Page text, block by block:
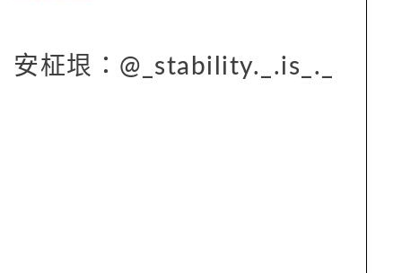
安柾垠：@_stability._.is_._